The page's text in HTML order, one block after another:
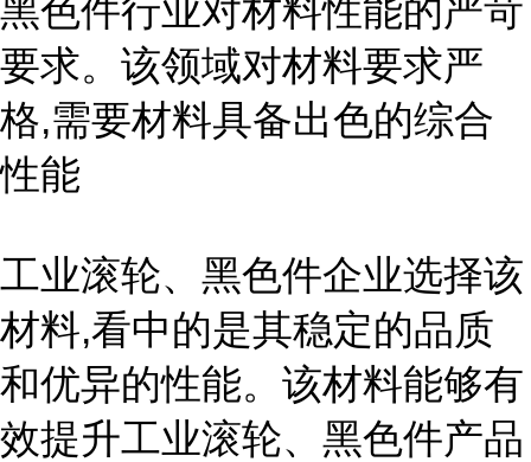
黑色件行业对材料性能的严苛
要求。该领域对材料要求严
格,需要材料具备出色的综合
性能
工业滚轮、黑色件企业选择该
材料,看中的是其稳定的品质
和优异的性能。该材料能够有
效提升工业滚轮、黑色件产品